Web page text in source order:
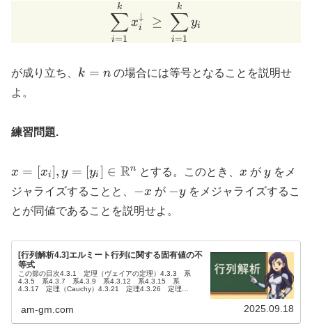
\sum_{i=1}^k
i=1
∑
k
xi
↓ ≥
i=1
∑
k
yi
が成り立ち、 k=n
k = n の場合には等号となることを説明せ
よ。
練習問題.
x=[x_i], y=[y_i]
\in
\mathbb{R}^n
x = [xi], y = [yi ] ∈ Rn とする。このとき、 x
x が y
yをメ
ジャライズすることと、 -
x
−x が -
−yをメジャライズするこ
とが同値であることを説明せよ。
[行列解析4.3]エルミート行列に関する固有値の不
等式
この節の目次4.3.1 定理（ヴェイアの定理）4.3.3 系
4.3.5 系4.3.7 系4.3.9 系4.3.12 系4.3.15 系
4.3.17 定理（Cauchy）4.3.21 定理4.3.26 定理
am-gm.com 2025.09.18